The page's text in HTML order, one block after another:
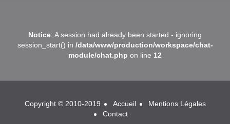
Notice: A session had already been started - ignoring
session_start() in /data/www/production/workspace/chat-
module/chat.php on line 12
B
Assistant en ligne
Copyright © 2010-2019 Accueil
Mentions Légales
Contact